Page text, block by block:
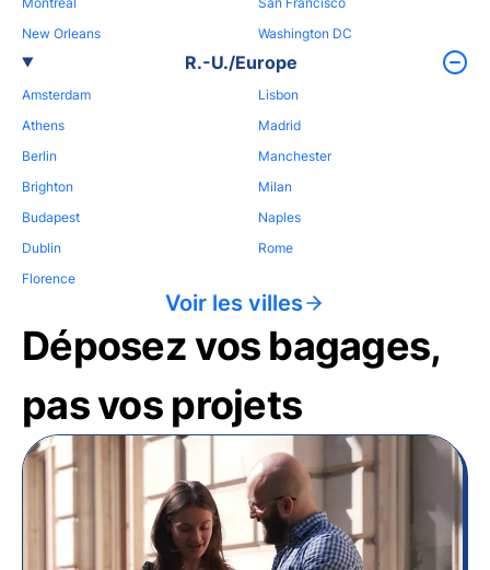
New Orleans
Washington DC
R.-U./Europe
Amsterdam
Athens
Berlin
Brighton
Budapest
Dublin
Florence
Lisbon
Madrid
Manchester
Milan
Naples
Rome
Voir les villes
Déposez vos bagages,
pas vos projets